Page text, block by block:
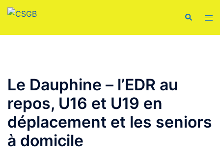
Aller
Le Dauphine – l’EDR au
repos, U16 et U19 en
déplacement et les seniors
à domicile